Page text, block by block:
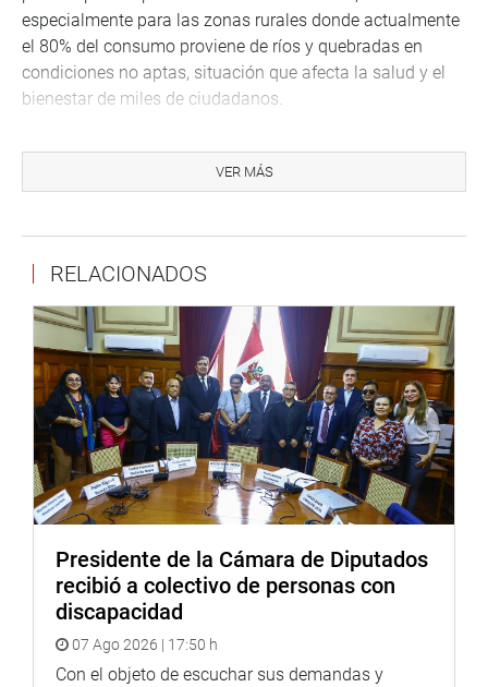
especialmente para las zonas rurales donde actualmente
el 80% del consumo proviene de ríos y quebradas en
condiciones no aptas, situación que afecta la salud y el
bienestar de miles de ciudadanos.
un “desarrollo explosivo” de la agricultura, la agroindustria
y la actividad ganadera, dada la creciente demanda de
“Madre de Dios ha experimentado un notable crecimiento
en los últimos 15 años gracias a la Carretera
Interoceánica, atrayendo a miles de familias que han
encontrado en esta región un territorio fértil para
establecer sus hogares y actividades productivas”,
remarcó.
OFICINA DE COMUNICACIONES E IMAGEN
INSTITUCIONAL
VER MÁS
RELACIONADOS
Presidente de la Cámara de Diputados
recibió a colectivo de personas con
discapacidad
07 Ago 2026 | 17:50 h
Con el objeto de escuchar sus demandas y